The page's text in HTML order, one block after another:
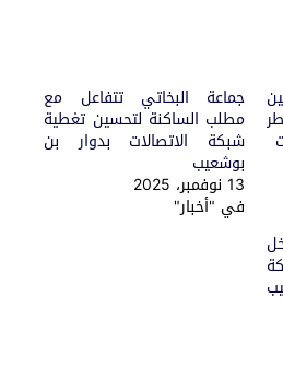
جماعة البخاتي تتفاعل مع
مطلب الساكنة لتحسين تغطية
شبكة الاتصالات بدوار بن
بوشعيب
13 نوفمبر، 2025
في "أخبار"